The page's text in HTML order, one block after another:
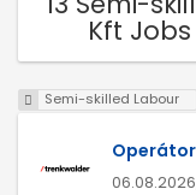
Kft
Semi-skilled Labour
Operátor